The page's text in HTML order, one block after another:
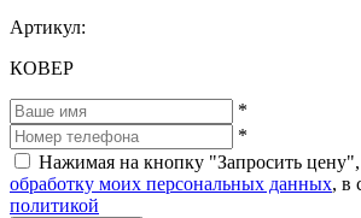
Артикул:
КОВЕР
*
*
Нажимая на кнопку "Запросить
обработку моих персональных данных, в
политикой